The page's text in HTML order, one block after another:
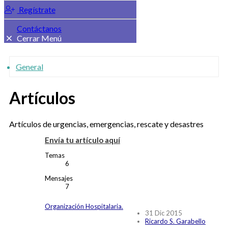
Regístrate
Contáctanos
Cerrar Menú
General
Artículos
Artículos de urgencias, emergencias, rescate y desastres
Envía tu artículo aquí
Temas
6
Mensajes
7
Organización Hospitalaria.
31 Dic 2015
Ricardo S. Garabello